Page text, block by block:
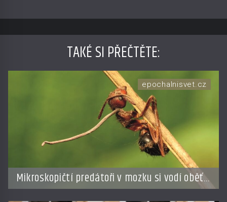
TAKÉ SI PŘEČTĚTE:
Mikroskopičtí predátoři v mozku si vodí oběť
jako loutku
epochalnisvet.cz